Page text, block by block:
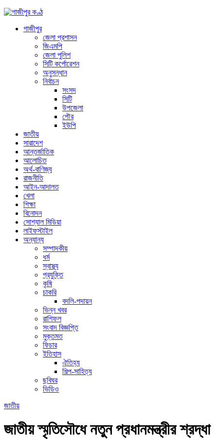
গাজীপুর
জেলা প্রশাসন
জিএমপি
জেলা পুলিশ
সিটি কর্পোরেশন
অনুসন্ধান
নির্বাচন
সংসদ
সিটি
উপজেলা
পৌর
ইউপি
জাতীয়
সারাদেশ
আন্তর্জাতিক
আলোচিত
অর্থ-বাণিজ্য
রাজনীতি
আইন-আদালত
খেলা
শিক্ষা
বিনোদন
সোশ্যাল মিডিয়া
লাইফস্টাইল
অন্যান্য
সম্পাদকীয়
ধর্ম
স্বাস্থ্য
প্রযুক্তি
কৃষি
চাকরি
বদলি-পদায়ন
ভিন্ন খবর
রাশিফল
সংবাদ বিজ্ঞপ্তি
মুক্তমত
ফিচার
ইতিহাস
ঐতিহ্য
শিল্প-সাহিত্য
ছবিঘর
ভিডিও
জাতীয়
জাতীয় স্মৃতিসৌধে নতুন প্রধানমন্ত্রীর শ্রদ্ধা